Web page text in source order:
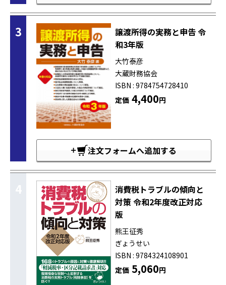
3
譲渡所得の実務と申告 令
和3年版
大竹泰彦
大蔵財務協会
ISBN : 9784754728410
定価4,400円
注文フォームへ追加する
4
消費税トラブルの傾向と
対策 令和2年度改正対応
版
熊王征秀
ぎょうせい
ISBN : 9784324108901
定価5,060円